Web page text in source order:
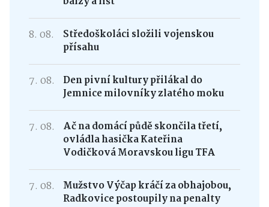
8. 08.
Středoškoláci složili vojenskou
přísahu
7. 08.
Den pivní kultury přilákal do
Jemnice milovníky zlatého moku
7. 08.
Ač na domácí půdě skončila třetí,
ovládla hasička Kateřina
Vodičková Moravskou ligu TFA
7. 08.
Mužstvo Výčap kráčí za obhajobou,
Radkovice postoupily na penalty